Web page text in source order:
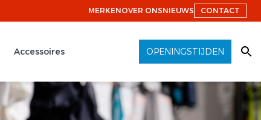
MERKENOVER ONSNIEUWS CONTACT
Accessoires OPENINGSTIJDEN